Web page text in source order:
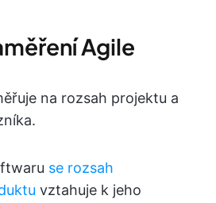
Agile
na rozsah projektu a
se rozsah
vztahuje k jeho